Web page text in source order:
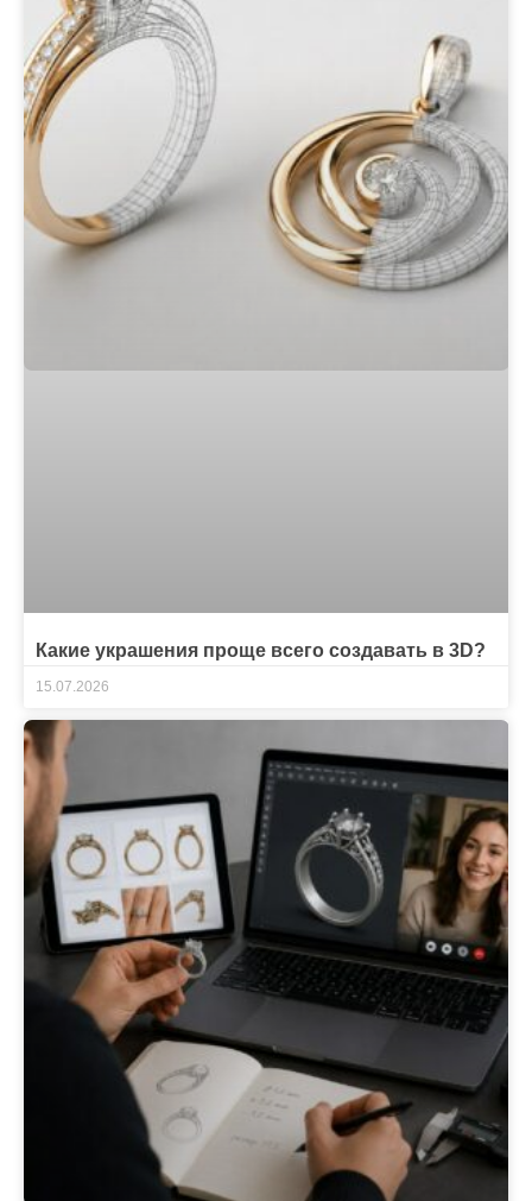
Какие украшения проще всего создавать в 3D?
15.07.2026